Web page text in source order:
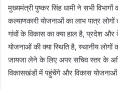
मुख्यमंत्री पुष्कर सिंह धामी ने सभी
कल्याणकारी योजनाओं का लाभ पात्र
गांवों के विकास का क्या हाल है, प्रदेश
योजनाओं की क्या स्थिति है, स्थानीय लोगों
जायजा लेने के लिए अपर सचिव स्तर के
विकासखंडों में पहुंचेंगे और विकास योजनाओं